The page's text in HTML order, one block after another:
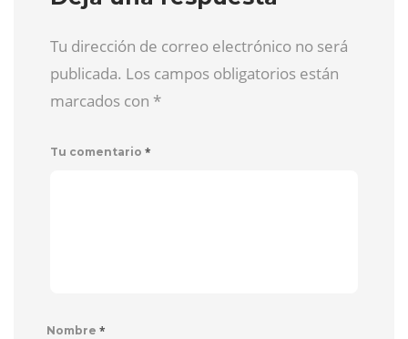
Tu dirección de correo electrónico no será
publicada. Los campos obligatorios están
marcados con *
Tu comentario *
Nombre *